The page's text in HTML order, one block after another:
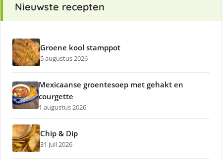
Nieuwste recepten
Groene kool stamppot
5 augustus 2026
Mexicaanse groentesoep met gehakt en
courgette
1 augustus 2026
Chip & Dip
31 juli 2026